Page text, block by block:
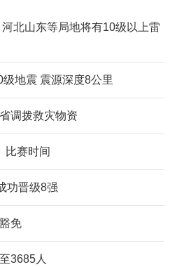
北山东等局地将有10级以上雷
地震 震源深度8公里
调拨救灾物资
比赛时间
功晋级8强
免
3685人